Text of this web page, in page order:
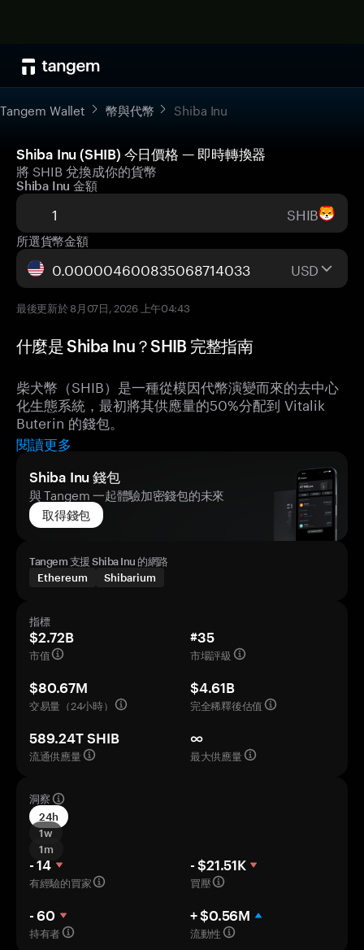
Tangem Wallet 幣與代幣 Shiba Inu
Shiba Inu (SHIB) 今日價格 — 即時轉換器
將 SHIB 兌換成你的貨幣
Shiba Inu 金額
SHIB
所選貨幣金額
USD
最後更新於 8月07日, 2026 上午04:43
什麼是 Shiba Inu？SHIB 完整指南
柴犬幣（SHIB）是一種從模因代幣演變而來的去中心
化生態系統，最初將其供應量的50%分配到 Vitalik
Buterin 的錢包。
閱讀更多
Shiba Inu 錢包
與 Tangem 一起體驗加密錢包的未來
取得錢包
Tangem 支援 Shiba Inu 的網路
Ethereum
Shibarium
指標
$2.72B
市值
#35
市場評級
$80.67M
交易量（24小時）
$4.61B
完全稀釋後估值
589.24T SHIB
流通供應量
∞
最大供應量
洞察
24h
1w
1m
- 14
有經驗的買家
- $21.51K
買壓
- 60
持有者
+ $0.56M
流動性